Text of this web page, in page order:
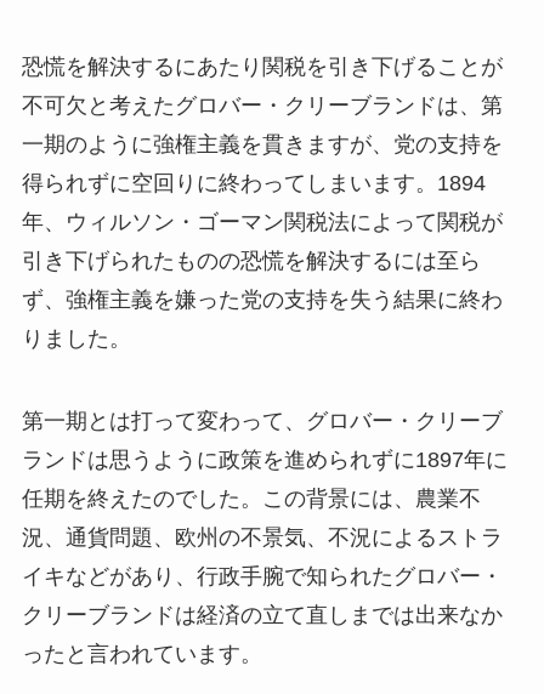
恐慌を解決するにあたり関税を引き下げることが
不可欠と考えたグロバー・クリーブランドは、第
一期のように強権主義を貫きますが、党の支持を
得られずに空回りに終わってしまいます。1894
年、ウィルソン・ゴーマン関税法によって関税が
引き下げられたものの恐慌を解決するには至ら
ず、強権主義を嫌った党の支持を失う結果に終わ
りました。
第一期とは打って変わって、グロバー・クリーブ
ランドは思うように政策を進められずに1897年に
任期を終えたのでした。この背景には、農業不
況、通貨問題、欧州の不景気、不況によるストラ
イキなどがあり、行政手腕で知られたグロバー・
クリーブランドは経済の立て直しまでは出来なか
ったと言われています。